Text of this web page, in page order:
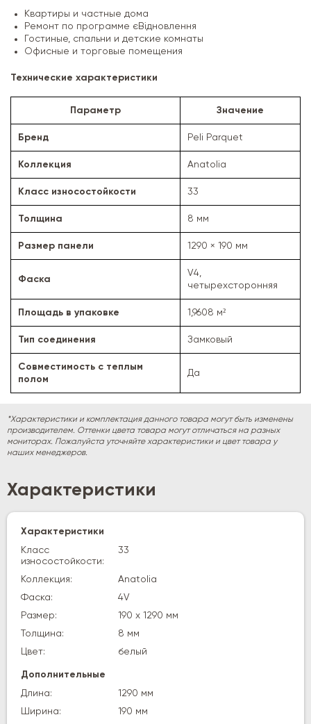
Квартиры и частные дома
Ремонт по программе єВідновлення
Гостиные, спальни и детские комнаты
Офисные и торговые помещения
Технические характеристики
Параметр Значение
Бренд Peli Parquet
Коллекция Anatolia
Класс износостойкости 33
Толщина 8 мм
Размер панели 1290 × 190 мм
Фаска
V4,
четырехсторонняя
Площадь в упаковке 1,9608 м²
Тип соединения Замковый
Совместимость с теплым
полом
Да
*Характеристики и комплектация данного товара могут быть изменены
производителем. Оттенки цвета товара могут отличаться на разных
мониторах. Пожалуйста уточняйте характеристики и цвет товара у
наших менеджеров.
Характеристики
Характеристики
Класс
износостойкости:
33
Коллекция:
Anatolia
Фаска:
4V
Размер:
190 х 1290 мм
Толщина:
8 мм
Цвет:
белый
Дополнительные
Длина:
1290 мм
Ширина:
190 мм